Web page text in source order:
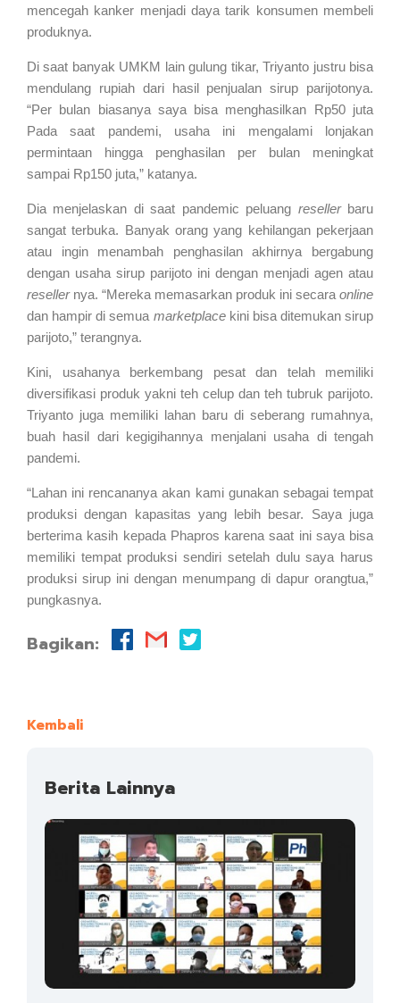
mencegah kanker menjadi daya tarik konsumen membeli
produknya.
Di saat banyak UMKM lain gulung tikar, Triyanto justru bisa
mendulang rupiah dari hasil penjualan sirup parijotonya.
“Per bulan biasanya saya bisa menghasilkan Rp50 juta
Pada saat pandemi, usaha ini mengalami lonjakan
permintaan hingga penghasilan per bulan meningkat
sampai Rp150 juta,” katanya.
Dia menjelaskan di saat pandemic peluang resellerbaru
sangat terbuka. Banyak orang yang kehilangan pekerjaan
atau ingin menambah penghasilan akhirnya bergabung
dengan usaha sirup parijoto ini dengan menjadi agen atau
resellernya. “Mereka memasarkan produk ini secara online
dan hampir di semua marketplacekini bisa ditemukan sirup
parijoto,” terangnya.
Kini, usahanya berkembang pesat dan telah memiliki
diversifikasi produk yakni teh celup dan teh tubruk parijoto.
Triyanto juga memiliki lahan baru di seberang rumahnya,
buah hasil dari kegigihannya menjalani usaha di tengah
pandemi.
“Lahan ini rencananya akan kami gunakan sebagai tempat
produksi dengan kapasitas yang lebih besar. Saya juga
berterima kasih kepada Phapros karena saat ini saya bisa
memiliki tempat produksi sendiri setelah dulu saya harus
produksi sirup ini dengan menumpang di dapur orangtua,”
pungkasnya.
Bagikan:
Kembali
Berita Lainnya